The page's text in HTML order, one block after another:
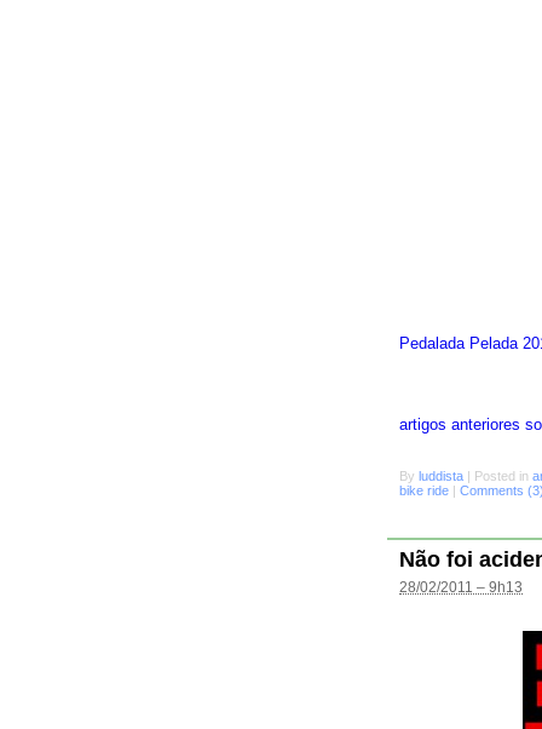
Pedalada Pelada
artigos anteriores
By luddista | Posted in
bike ride | Comments
Não foi
28/02/2011 – 9h13